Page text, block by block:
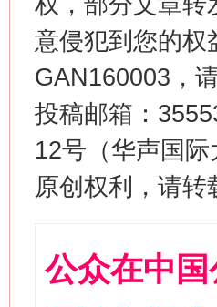
意侵犯到您的权
GAN160003，
投稿邮箱：
12号（华声国
原创权利，请
公众在中